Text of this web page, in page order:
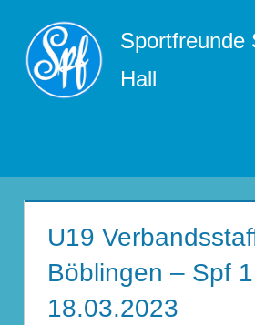
Inhalt
springen
Sportfreunde
Hall
U19
Böblingen – Spf
18.03.2023